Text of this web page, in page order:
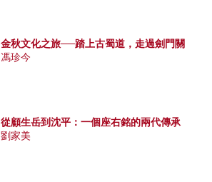
金秋文化之旅──踏上古蜀道，走過劍門關
馮珍今
從顧生岳到沈平：一個座右銘的兩代傳承
劉家美